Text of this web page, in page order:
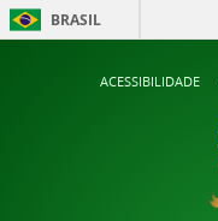
BRASIL
ACESSIBILIDADE